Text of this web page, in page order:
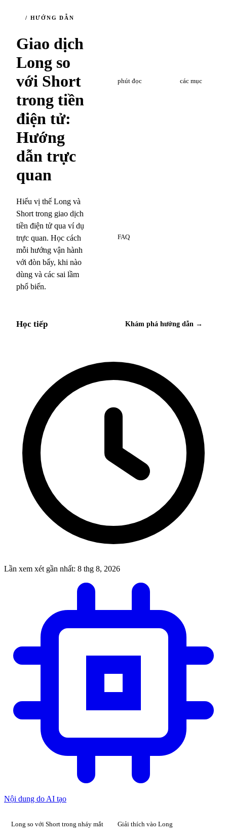
/ HƯỚNG DẪN
Giao dịch
Long so
với Short
trong tiền
điện tử:
Hướng
dẫn trực
quan
Hiểu vị thế Long và
Short trong giao dịch
tiền điện tử qua ví dụ
trực quan. Học cách
mỗi hướng vận hành
với đòn bẩy, khi nào
dùng và các sai lầm
phổ biến.
phút đọc các mục
FAQ
Học tiếp Khám phá hướng dẫn →
Lần xem xét gần nhất: 8 thg 8, 2026
Nội dung do AI tạo
Long so với Short trong nháy mắt Giải thích vào Long